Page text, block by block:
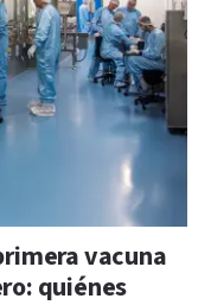
vacuna
quiénes